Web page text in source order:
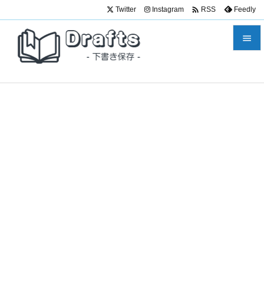

Twitter Instagram  RSS Feedly